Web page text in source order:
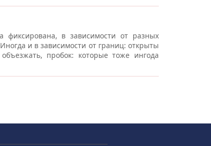
фиксирована, в зависимости от разных
и в зависимости от границ: открыты
пробок: которые тоже ингода